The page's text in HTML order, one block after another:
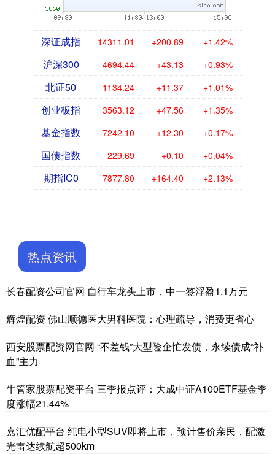
深证成指 14311.01 +200.89 +1.42%
沪深300 4694.44 +43.13 +0.93%
北证50 1134.24 +11.37 +1.01%
创业板指 3563.12 +47.56 +1.35%
基金指数 7242.10 +12.30 +0.17%
国债指数 229.69 +0.10 +0.04%
期指IC0 7877.80 +164.40 +2.13%
热点资讯
长春配资公司官网 自行车龙头上市，中一签浮盈1.1万元
辉煌配资 佛山顺德医大男科医院：心理疏导，消费更省心
西安股票配资网官网 “不差钱”大型险企忙发债，永续债成“补
血”主力
牛管家股票配资平台 三季报点评：大成中证A100ETF基金季
度涨幅21.44%
嘉汇优配平台 纯电小型SUV即将上市，预计售价亲民，配激
光雷达续航超500km